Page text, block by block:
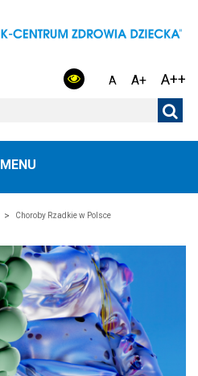
A A+ A++
MENU
Choroby Rzadkie w Polsce